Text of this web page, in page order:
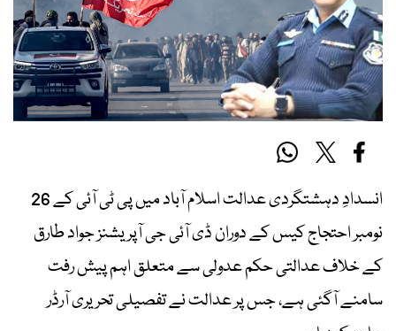
انسدادِ دہشتگردی عدالت اسلام آباد میں پی ٹی آئی کے 26
نومبر احتجاج کیس کے دوران ڈی آئی جی آپریشنز جواد طارق
کے خلاف عدالتی حکم عدولی سے متعلق اہم پیش رفت
سامنے آگئی ہے، جس پر عدالت نے تفصیلی تحریری آرڈر